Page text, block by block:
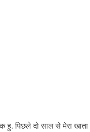
हु. पिछले दो साल से मेरा